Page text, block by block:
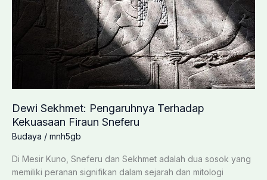
Pinisi
Dewi Sekhmet: Pengaruhnya Terhadap
Kekuasaan Firaun Sneferu
Budaya / mnh5gb
Di Mesir Kuno, Sneferu dan Sekhmet adalah dua sosok yang
memiliki peranan signifikan dalam sejarah dan mitologi